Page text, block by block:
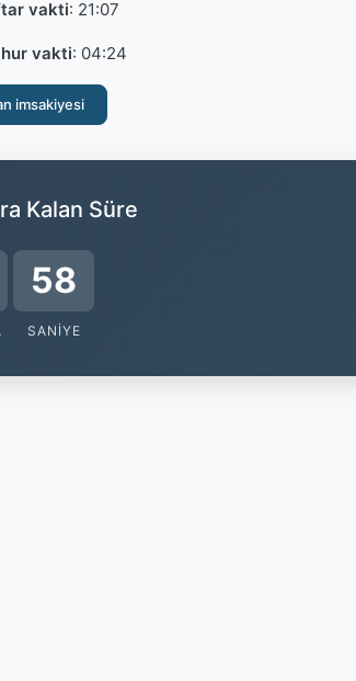
vakti: 21:07
vakti: 04:24
imsakiyesi
Kalan Süre
57
SANIYE